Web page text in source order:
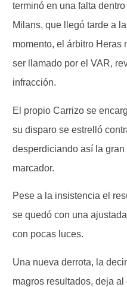
terminó en una falta
Milans, que llegó tarde a
momento, el árbitro Heras
ser llamado por el VAR,
infracción.
El propio Carrizo se
su disparo se estrelló
desperdiciando así la
marcador.
Pese a la insistencia el
se quedó con una
con pocas luces.
Una nueva derrota, la
magros resultados, deja